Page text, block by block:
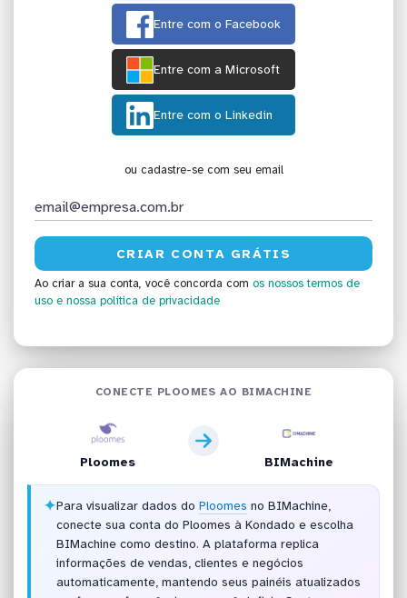
Entre com o Facebook
Entre com a Microsoft
Entre com o Linkedin
ou cadastre-se com seu email
Ao criar a sua conta, você concorda com os nossos termos de
uso e nossa política de privacidade
CONECTE PLOOMES AO BIMACHINE
Ploomes BIMachine
✦Para visualizar dados do Ploomes no BIMachine,
conecte sua conta do Ploomes à Kondado e escolha
BIMachine como destino. A plataforma replica
informações de vendas, clientes e negócios
automaticamente, mantendo seus painéis atualizados